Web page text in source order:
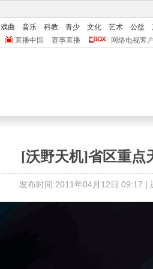
戏曲 音乐 科教 青少 文化 艺术 公益
直播中国 赛事直播 网络电视客
[沃野天机]省区重点
发布时间:2011年04月12日 09:17 |